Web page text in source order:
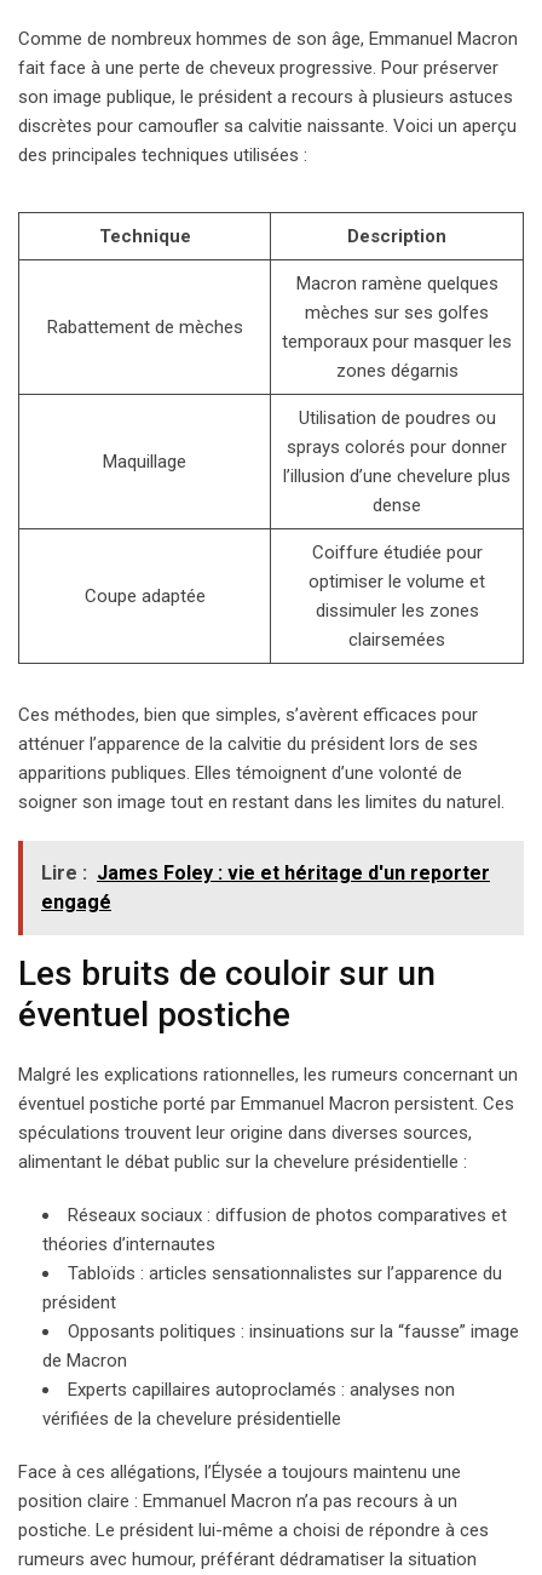
Comme de nombreux hommes de son âge, Emmanuel Macron
fait face à une perte de cheveux progressive. Pour préserver
son image publique, le président a recours à plusieurs astuces
discrètes pour camoufler sa calvitie naissante. Voici un aperçu
des principales techniques utilisées :
Technique Description
Rabattement de mèches
Macron ramène quelques
mèches sur ses golfes
temporaux pour masquer les
zones dégarnis
Maquillage
Utilisation de poudres ou
sprays colorés pour donner
l’illusion d’une chevelure plus
dense
Coupe adaptée
Coiffure étudiée pour
optimiser le volume et
dissimuler les zones
clairsemées
Ces méthodes, bien que simples, s’avèrent efficaces pour
atténuer l’apparence de la calvitie du président lors de ses
apparitions publiques. Elles témoignent d’une volonté de
soigner son image tout en restant dans les limites du naturel.
Lire : James Foley : vie et héritage d'un reporter
engagé
Les bruits de couloir sur un
éventuel postiche
Malgré les explications rationnelles, les rumeurs concernant un
éventuel postiche porté par Emmanuel Macron persistent. Ces
spéculations trouvent leur origine dans diverses sources,
alimentant le débat public sur la chevelure présidentielle :
Réseaux sociaux : diffusion de photos comparatives et
théories d’internautes
Tabloïds : articles sensationnalistes sur l’apparence du
président
Opposants politiques : insinuations sur la “fausse” image
de Macron
Experts capillaires autoproclamés : analyses non
vérifiées de la chevelure présidentielle
Face à ces allégations, l’Élysée a toujours maintenu une
position claire : Emmanuel Macron n’a pas recours à un
postiche. Le président lui-même a choisi de répondre à ces
rumeurs avec humour, préférant dédramatiser la situation